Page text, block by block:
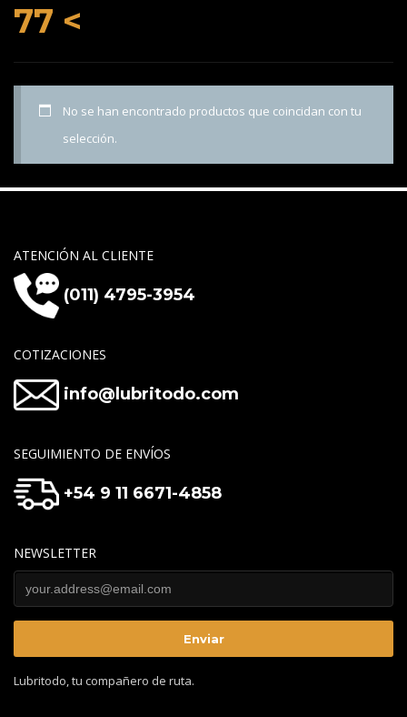
77 <
No se han encontrado productos que coincidan con tu
selección.
ATENCIÓN AL CLIENTE
(011) 4795-3954
COTIZACIONES
info@lubritodo.com
SEGUIMIENTO DE ENVÍOS
+54 9 11 6671-4858
NEWSLETTER
Lubritodo, tu compañero de ruta.